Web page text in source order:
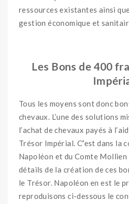
ressources existantes ainsi
gestion économique et
Les Bons de 400
Tous les moyens sont donc
chevaux. L’une des solutions
l’achat de chevaux payés à
Trésor Impérial. C’est dans la
Napoléon et du Comte Mollien
détails de la création de ces
le Trésor. Napoléon en est le
reproduisons ci-dessous le